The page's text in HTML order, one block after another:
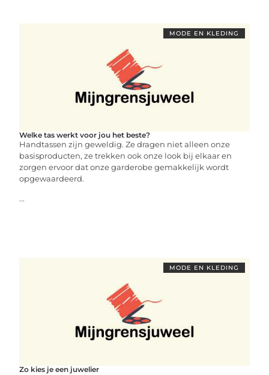
MODE EN KLEDING
Welke tas werkt voor jou het beste?
Handtassen zijn geweldig. Ze dragen niet alleen onze
basisproducten, ze trekken ook onze look bij elkaar en
zorgen ervoor dat onze garderobe gemakkelijk wordt
opgewaardeerd.
...
MODE EN KLEDING
Zo kies je een juwelier